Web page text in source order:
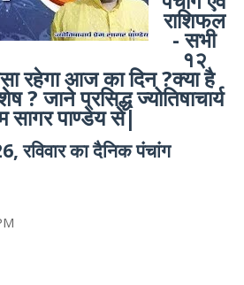
राशिफल
- सभी
१२
रहेगा आज का दिन ?क्या है
? जाने प्रसिद्ध ज्योतिषाचार्य
सागर पाण्डेय से|
रविवार का दैनिक पंचांग